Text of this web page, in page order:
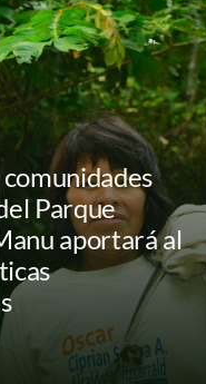
Parque
aportará al